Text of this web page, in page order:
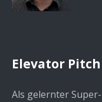
Elevator Pitch
Als gelernter